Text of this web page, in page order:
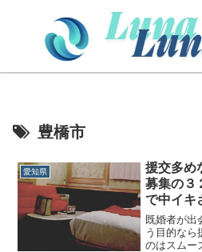
豊橋市
愛知県
援交多め
募集の３
で中イキ
既婚者が出
う目的なら
のはスムー